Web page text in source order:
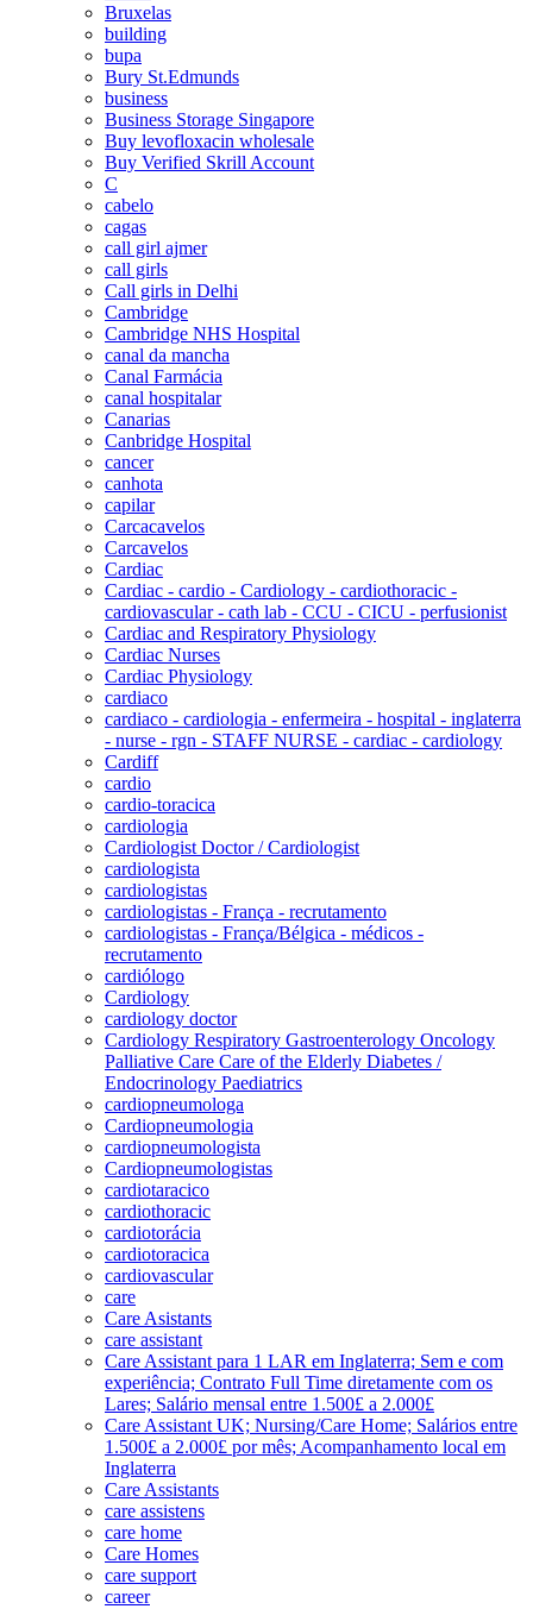
Bruxelas
building
bupa
Bury St.Edmunds
business
Business Storage Singapore
Buy levofloxacin wholesale
Buy Verified Skrill Account
C
cabelo
cagas
call girl ajmer
call girls
Call girls in Delhi
Cambridge
Cambridge NHS Hospital
canal da mancha
Canal Farmácia
canal hospitalar
Canarias
Canbridge Hospital
cancer
canhota
capilar
Carcacavelos
Carcavelos
Cardiac
Cardiac - cardio - Cardiology - cardiothoracic -
cardiovascular - cath lab - CCU - CICU - perfusionist
Cardiac and Respiratory Physiology
Cardiac Nurses
Cardiac Physiology
cardiaco
cardiaco - cardiologia - enfermeira - hospital - inglaterra
- nurse - rgn - STAFF NURSE - cardiac - cardiology
Cardiff
cardio
cardio-toracica
cardiologia
Cardiologist Doctor / Cardiologist
cardiologista
cardiologistas
cardiologistas - França - recrutamento
cardiologistas - França/Bélgica - médicos -
recrutamento
cardiólogo
Cardiology
cardiology doctor
Cardiology Respiratory Gastroenterology Oncology
Palliative Care Care of the Elderly Diabetes /
Endocrinology Paediatrics
cardiopneumologa
Cardiopneumologia
cardiopneumologista
Cardiopneumologistas
cardiotaracico
cardiothoracic
cardiotorácia
cardiotoracica
cardiovascular
care
Care Asistants
care assistant
Care Assistant para 1 LAR em Inglaterra; Sem e com
experiência; Contrato Full Time diretamente com os
Lares; Salário mensal entre 1.500£ a 2.000£
Care Assistant UK; Nursing/Care Home; Salários entre
1.500£ a 2.000£ por mês; Acompanhamento local em
Inglaterra
Care Assistants
care assistens
care home
Care Homes
care support
career